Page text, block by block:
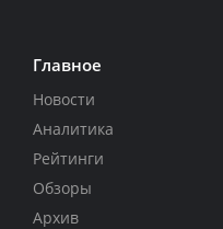
Главное
Новости
Аналитика
Рейтинги
Обзоры
Архив